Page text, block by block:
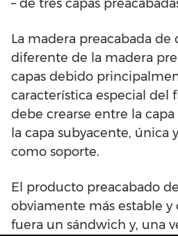
– de tres capas
La madera preacabada de
diferente de la madera
capas debido
característica especial del
debe crearse entre la
la capa subyacente, única
como soporte.
El producto preacabado
obviamente más estable y
fuera un sándwich y, una